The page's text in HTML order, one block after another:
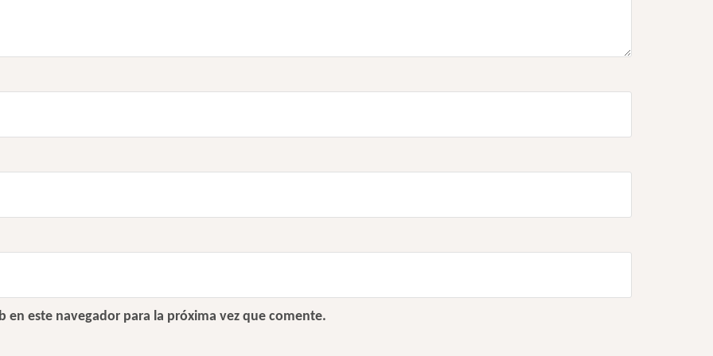
este navegador para la próxima vez que comente.